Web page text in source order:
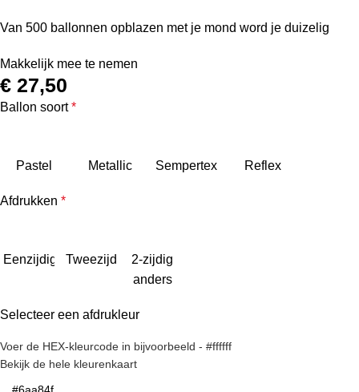
Van 500 ballonnen opblazen met je mond word je duizelig
Makkelijk mee te nemen
€ 27,50
Ballon soort *
Pastel Metallic Sempertex Reflex
Afdrukken *
Eenzijdig Tweezijdig
2-zijdig
anders
Selecteer een afdrukleur
Voer de HEX-kleurcode in bijvoorbeeld - #ffffff
Bekijk de hele kleurenkaart